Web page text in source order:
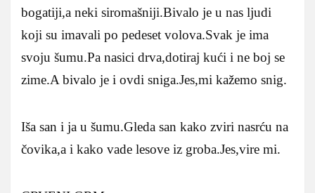
bogatiji,a neki siromašniji.Bivalo je u nas ljudi
koji su imavali po pedeset volova.Svak je ima
svoju šumu.Pa nasici drva,dotiraj kući i ne boj se
zime.A bivalo je i ovdi sniga.Jes,mi kažemo snig.
Iša san i ja u šumu.Gleda san kako zviri nasrću na
čovika,a i kako vade lesove iz groba.Jes,vire mi.